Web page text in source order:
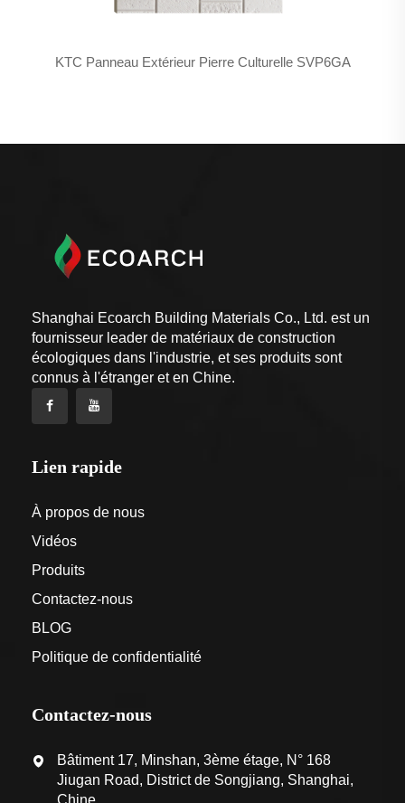
KTC Panneau Extérieur Pierre Culturelle SVP6GA
Shanghai Ecoarch Building Materials Co., Ltd. est un
fournisseur leader de matériaux de construction
écologiques dans l'industrie, et ses produits sont
connus à l'étranger et en Chine.
Lien rapide
À propos de nous
Vidéos
Produits
Contactez-nous
BLOG
Politique de confidentialité
Contactez-nous
Bâtiment 17, Minshan, 3ème étage, N° 168
Jiugan Road, District de Songjiang, Shanghai,
Chine